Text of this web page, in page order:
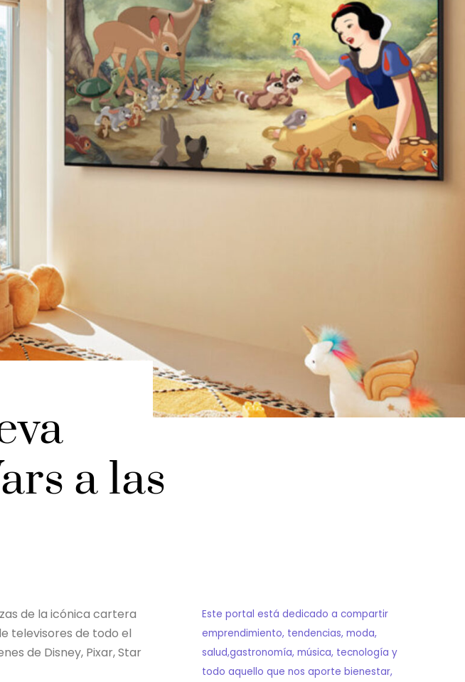
a las
de la icónica cartera
televisores de todo el
de Disney, Pixar, Star
Este portal está dedicado a compartir
emprendimiento, tendencias, moda,
salud,gastronomía, música, tecnología y
todo aquello que nos aporte bienestar,